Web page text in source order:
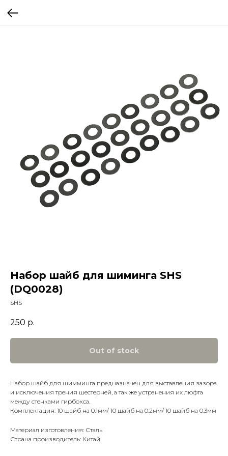
Набор шайб для шиминга SHS
(DQ0028)
SHS
250 р.
Out of stock
Набор шайб для шимминга предназначен для выставления зазора
и исключения трения шестерней, а так же устранения их люфта
между стенками гирбокса.
Комплектация: 10 шайб на 0.1мм/ 10 шайб на 0.2мм/ 10 шайб на 0.3мм
Материал изготовления: Сталь
Страна производитель: Китай